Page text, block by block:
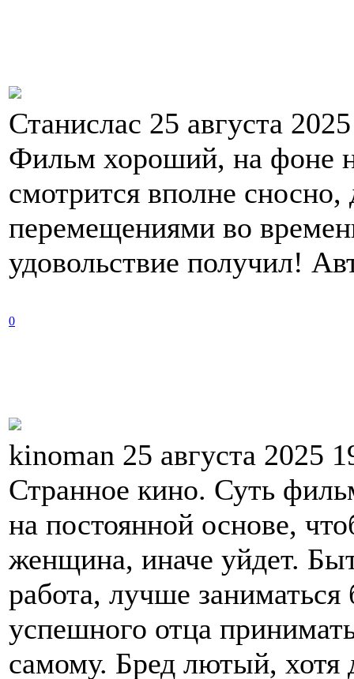
Станислас 25 августа
Фильм хороший, на фоне
смотрится вполне
перемещениями во
удовольствие получил!
0
kinoman 25 августа 2025
Странное кино. Суть
на постоянной основе,
женщина, иначе уйдет.
работа, лучше
успешного отца
самому. Бред лютый,